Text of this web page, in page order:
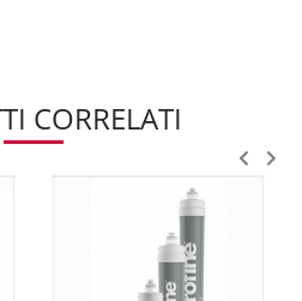
CORRELATI